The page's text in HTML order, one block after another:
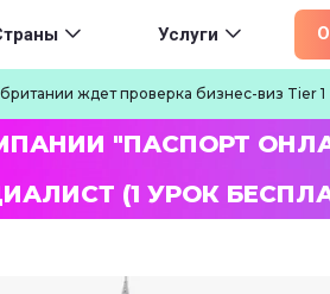
Услуги
ждет проверка бизнес-виз Tier 1
"ПАСПОРТ
(1 УРОК